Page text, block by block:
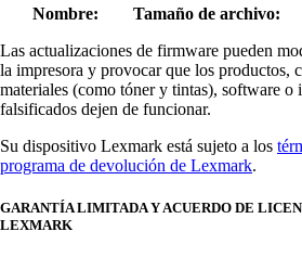
Nombre: Tamaño de archivo:
Las actualizaciones de firmware pueden
la impresora y provocar que los productos,
materiales (como tóner y tintas), software o
falsificados dejen de funcionar.
Su dispositivo Lexmark está sujeto a los
programa de devolución de Lexmark.
GARANTÍA LIMITADA Y ACUERDO DE
LEXMARK